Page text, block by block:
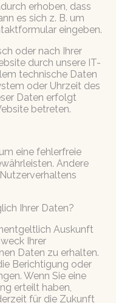
erhoben, dass
es sich z. B. um
eingeben.
oder nach Ihrer
durch unsere IT-
technische Daten
oder Uhrzeit des
Daten erfolgt
betreten.
eine fehlerfreie
Andere
Ihrer Daten?
Auskunft
Ihrer
Daten zu erhalten.
Berichtigung oder
Wenn Sie eine
erteilt haben,
für die Zukunft